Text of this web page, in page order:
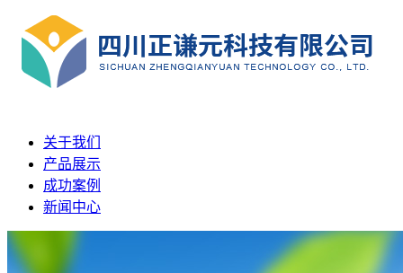
关于我们
产品展示
成功案例
新闻中心